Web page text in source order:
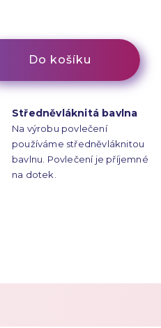
Do košíku
Středněvláknitá bavlna
Na výrobu povlečení
používáme středněvláknitou
bavlnu. Povlečení je příjemné
na dotek.